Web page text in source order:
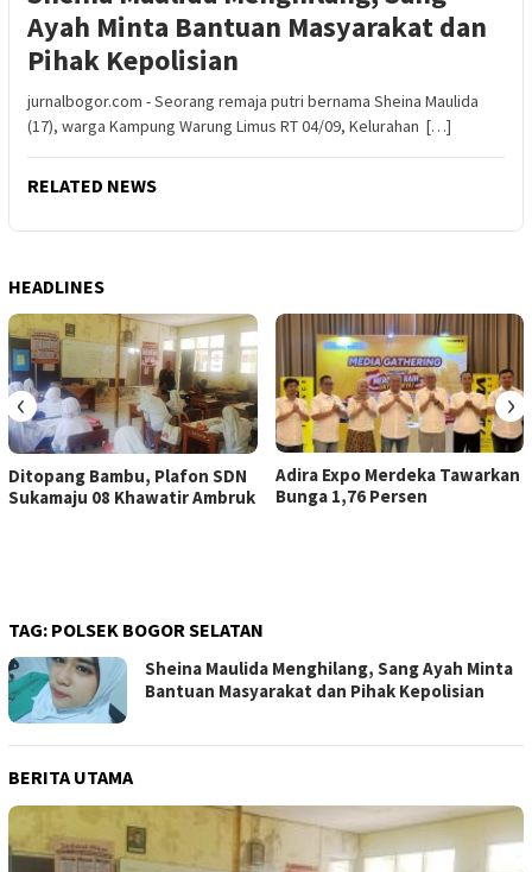
Ayah Minta Bantuan Masyarakat dan
Pihak Kepolisian
jurnalbogor.com - Seorang remaja putri bernama Sheina Maulida
(17), warga Kampung Warung Limus RT 04/09, Kelurahan […]
RELATED NEWS
HEADLINES
Ditopang Bambu, Plafon SDN
Sukamaju 08 Khawatir Ambruk
Adira Expo Merdeka Tawarkan
Bunga 1,76 Persen
‹ ›
TAG: POLSEK BOGOR SELATAN
Sheina Maulida Menghilang, Sang Ayah Minta
Bantuan Masyarakat dan Pihak Kepolisian
BERITA UTAMA